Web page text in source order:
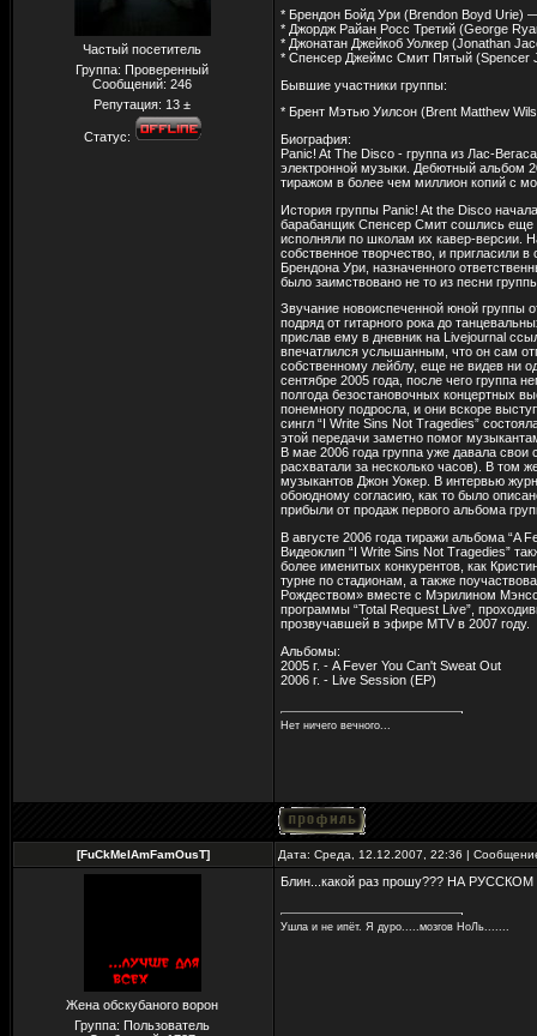
Частый посетитель
Группа: Проверенный
Сообщений:246
Репутация: 13 ±
Статус:
* Брендон Бойд Ури (Brendon Boyd Urie)
* Джордж Райан Росс Третий (George
* Джонатан Джейкоб Уолкер (Jonathan
* Спенсер Джеймс Смит Пятый (Spencer
Бывшие участники группы:
* Брент Мэтью Уилсон (Brent Matthew
Биография:
Panic! At The Disco - группа из Лас-
электронной музыки. Дебютный альбом
тиражом в более чем миллион копий с
История группы Panic! At the Disco
барабанщик Спенсер Смит сошлись еще
исполняли по школам их кавер-версии.
собственное творчество, и пригласили
Брендона Ури, назначенного
было заимствовано не то из песни
Звучание новоиспеченной юной группы
подряд от гитарного рока до
прислав ему в дневник на Livejournal
впечатлился услышанным, что он сам
собственному лейблу, еще не видев ни
сентябре 2005 года, после чего группа
полгода безостановочных концертных
понемногу подросла, и они вскоре
сингл “I Write Sins Not Tragedies”
этой передачи заметно помог
В мае 2006 года группа уже давала
расхватали за несколько часов). В том
музыкантов Джон Уокер. В интервью
обоюдному согласию, как то было
прибыли от продаж первого альбома
В августе 2006 года тиражи альбома “A
Видеоклип “I Write Sins Not Tragedies”
более именитых конкурентов, как
турне по стадионам, а также
Рождеством» вместе с Мэрилином
программы “Total Request Live”,
прозвучавшей в эфире MTV в 2007 году.
Альбомы:
2005 г. - A Fever You Can't Sweat Out
2006 г. - Live Session (EP)
Нет ничего вечного...
[FuCkMeIAmFamOusT] Дата: Среда, 12.12.2007, 22:36 |
Жена обскубаного ворон
Группа: Пользователь
Блин...какой раз прошу??? НА
Ушла и не ипёт. Я дуро.....мозгов НоЛь.......